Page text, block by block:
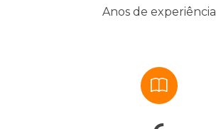
Anos de experiência